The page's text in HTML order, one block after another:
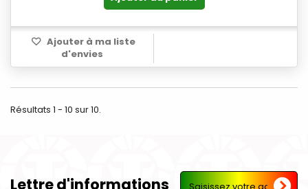
Ajouter à ma liste
d'envies
Résultats 1 - 10 sur 10.
Lettre d'informations